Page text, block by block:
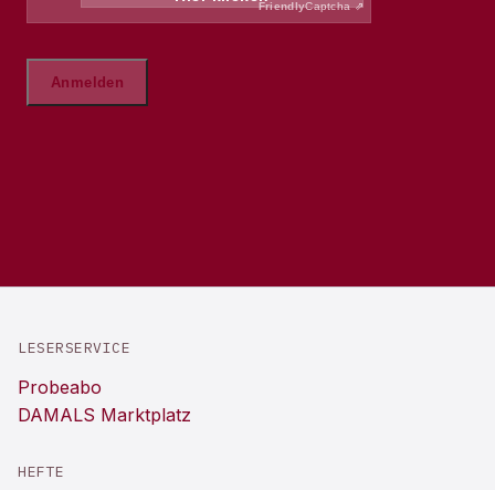
LESERSERVICE
Probeabo
DAMALS Marktplatz
HEFTE